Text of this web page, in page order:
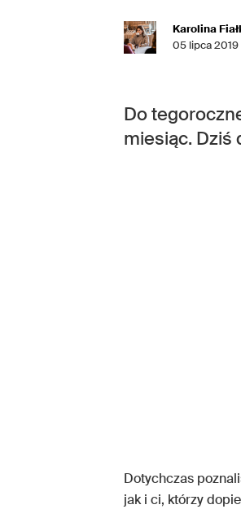
Karolina
05 lipca 2019
Do
miesiąc. Dziś
Dotychczas
jak i ci, którzy